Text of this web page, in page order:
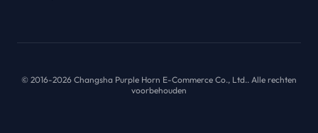
© 2016-2026 Changsha Purple Horn E-Commerce Co., Ltd.. Alle rechten
voorbehouden